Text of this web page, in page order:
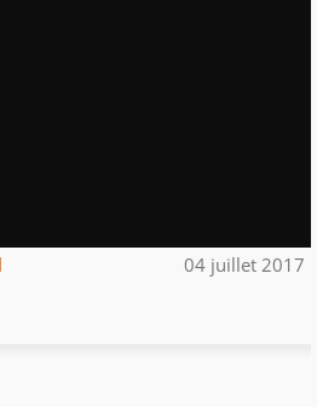
04 juillet 2017